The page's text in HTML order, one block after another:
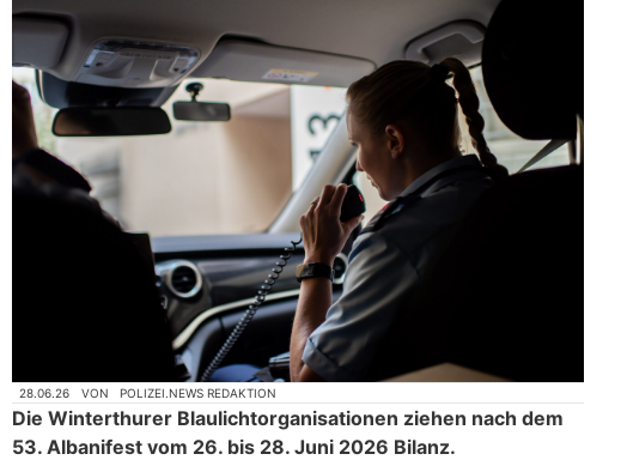
28.06.26 VON POLIZEI.NEWS REDAKTION
Die Winterthurer Blaulichtorganisationen ziehen nach dem
53. Albanifest vom 26. bis 28. Juni 2026 Bilanz.